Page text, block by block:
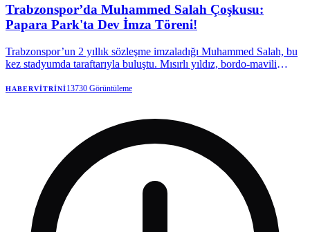
Trabzonspor’da Muhammed Salah Çoşkusu:
Papara Park'ta Dev İmza Töreni!
Trabzonspor’un 2 yıllık sözleşme imzaladığı Muhammed Salah, bu
kez stadyumda taraftarıyla buluştu. Mısırlı yıldız, bordo-mavili
HABERVITRINI13730 Görüntüleme